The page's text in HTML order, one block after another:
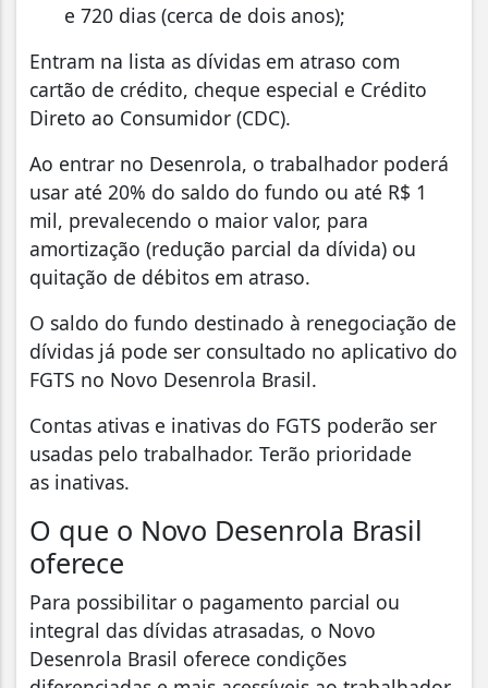
e 720 dias (cerca de dois anos);
Entram na lista as dívidas em atraso com
cartão de crédito, cheque especial e Crédito
Direto ao Consumidor (CDC).
Ao entrar no Desenrola, o trabalhador poderá
usar até 20% do saldo do fundo ou até R$ 1
mil, prevalecendo o maior valor, para
amortização (redução parcial da dívida) ou
quitação de débitos em atraso.
O saldo do fundo destinado à renegociação de
dívidas já pode ser consultado no aplicativo do
FGTS no Novo Desenrola Brasil.
Contas ativas e inativas do FGTS poderão ser
usadas pelo trabalhador. Terão prioridade
as inativas.
O que o Novo Desenrola Brasil
oferece
Para possibilitar o pagamento parcial ou
integral das dívidas atrasadas, o Novo
Desenrola Brasil oferece condições